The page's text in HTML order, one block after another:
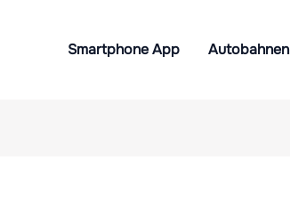
Smartphone App Autobahnen